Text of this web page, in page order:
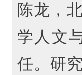
陈龙，
学人文
任。研